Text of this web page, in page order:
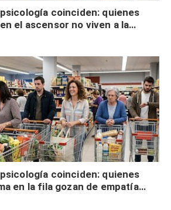
coinciden: quienes
el ascensor no viven a la
apertura social
coinciden: quienes
en la fila gozan de empatía
y no solo tienen autocontrol